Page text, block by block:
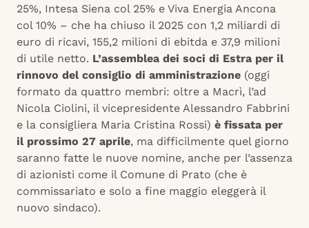
25%, Intesa Siena col 25% e Viva Energia Ancona
col 10% – che ha chiuso il 2025 con 1,2 miliardi di
euro di ricavi, 155,2 milioni di ebitda e 37,9 milioni
di utile netto. L’assemblea dei soci di Estra per il
rinnovo del consiglio di amministrazione (oggi
formato da quattro membri: oltre a Macrì, l’ad
Nicola Ciolini, il vicepresidente Alessandro Fabbrini
e la consigliera Maria Cristina Rossi) è fissata per
il prossimo 27 aprile, ma difficilmente quel giorno
saranno fatte le nuove nomine, anche per l’assenza
di azionisti come il Comune di Prato (che è
commissariato e solo a fine maggio eleggerà il
nuovo sindaco).